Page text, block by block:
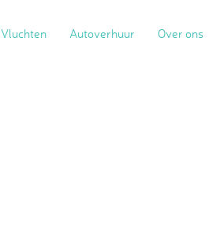
Vluchten Autoverhuur Over ons